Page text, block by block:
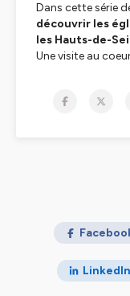
Dans cette série
découvrir les
les Hauts-de-
Une visite au
LinkedIn